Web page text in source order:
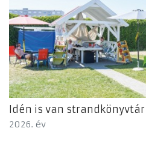
Idén is van strandkönyvtár
2026. év